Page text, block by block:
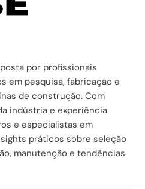
por profissionais
em pesquisa, fabricação e
de construção. Com
indústria e experiência
e especialistas em
práticos sobre seleção
manutenção e tendências